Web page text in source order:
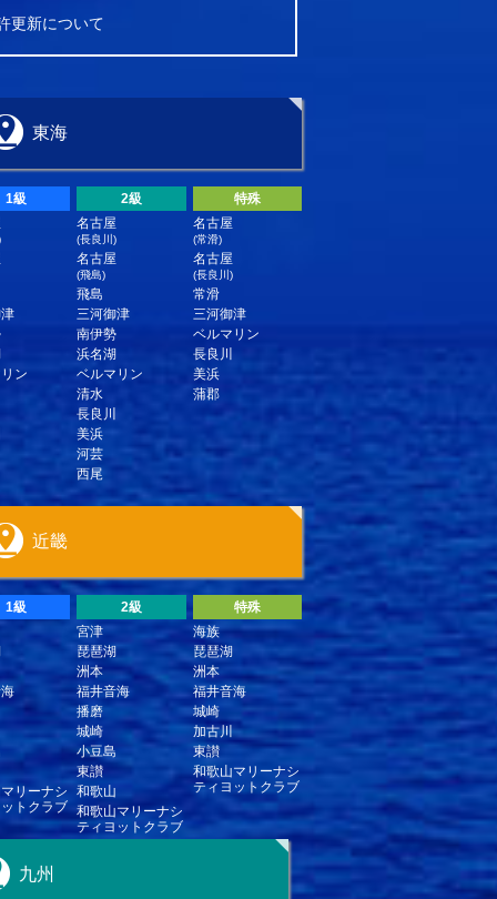
更新について
東海
1級
ン
2級
名古屋
(長良川)
名古屋
(飛島)
飛島
三河御津
南伊勢
浜名湖
ベルマリン
清水
長良川
美浜
河芸
西尾
特殊
名古屋
(常滑)
名古屋
(長良川)
常滑
三河御津
ベルマリン
長良川
美浜
蒲郡
近畿
1級
リーナシ
トクラブ
2級
宮津
琵琶湖
洲本
福井音海
播磨
城崎
小豆島
東讃
和歌山
和歌山マリーナシ
ティヨットクラブ
特殊
海族
琵琶湖
洲本
福井音海
城崎
加古川
東讃
和歌山マリーナシ
ティヨットクラブ
九州